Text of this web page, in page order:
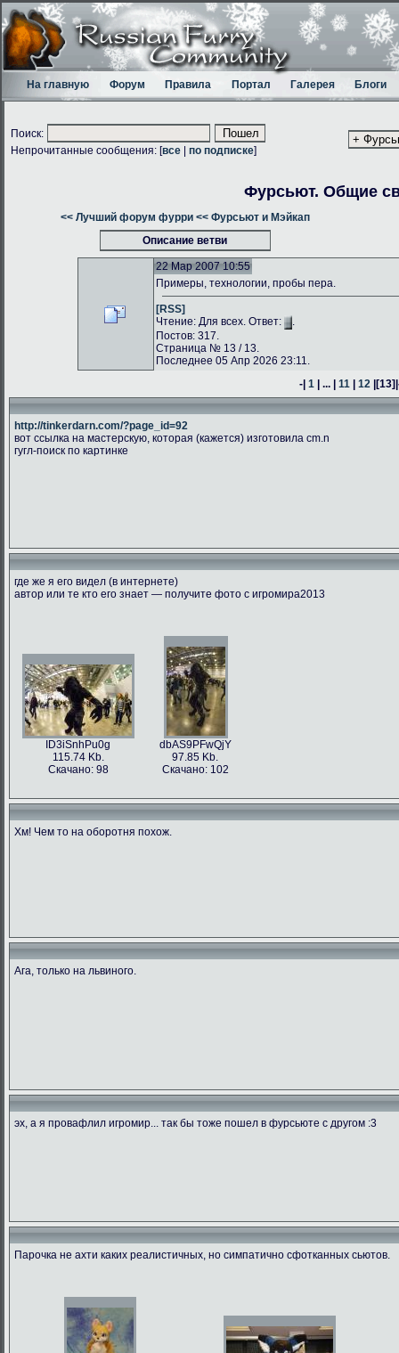
На главную Форум Правила Портал Галерея Блоги
Поиск:
Непрочитанные сообщения: [все по подписке]
Фурсьют. Общие
<< Лучший форум фурри << Фурсьют и Мэйкап
Описание ветви
22 Мар 2007 10:55
Примеры, технологии, пробы пера.
[RSS]
Чтение: Для всех. Ответ:
.
Постов: 317.
Страница № 13 / 13.
Последнее 05 Апр 2026 23:11.
-|1 | ... |11 |12 |[13]
http://tinkerdarn.com/?page_id=92
вот ссылка на мастерскую, которая (кажется) изготовила cm.n
гугл-поиск по картинке
где же я его видел (в интернете)
автор или те кто его знает — получите фото с игромира2013
ID3iSnhPu0g
115.74 Kb.
Скачано: 98
dbAS9PFwQjY
97.85 Kb.
Скачано: 102
Хм! Чем то на оборотня похож.
Ага, только на львиного.
эх, а я провафлил игромир... так бы тоже пошел в фурсьюте с другом :3
Парочка не ахти каких реалистичных, но симпатично сфотканных сьютов.